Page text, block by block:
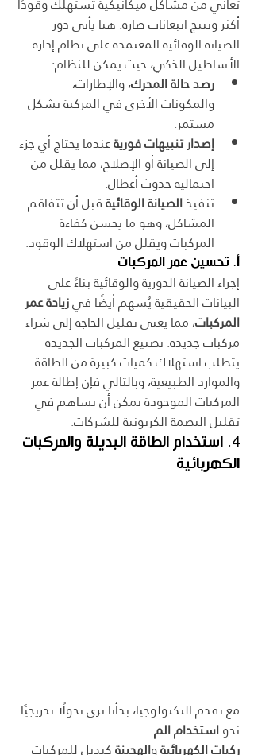
أكثر وتنتج انبعاثات ضارة. هنا يأتي دور
الصيانة الوقائية المعتمدة على نظام إدارة
الأساطيل الذكي، حيث يمكن للنظام:
رصد حالة المحرك، والإطارات،
والمكونات الأخرى في المركبة بشكل
مستمر.
إصدار تنبيهات فورية عندما يحتاج أي جزء
إلى الصيانة أو الإصلاح، مما يقلل من
احتمالية حدوث أعطال.
تنفيذ الصيانة الوقائية قبل أن تتفاقم
المشاكل، وهو ما يحسن كفاءة
المركبات ويقلل من استهلاك الوقود.
أ. تحسين عمر المركبات
إجراء الصيانة الدورية والوقائية بناءً على
البيانات الحقيقية يُسهم أيضًا في زيادة عمر
المركبات، مما يعني تقليل الحاجة إلى شراء
مركبات جديدة. تصنيع المركبات الجديدة
يتطلب استهلاك كميات كبيرة من الطاقة
والموارد الطبيعية، وبالتالي فإن إطالة عمر
المركبات الموجودة يمكن أن يساهم في
تقليل البصمة الكربونية للشركات.
4. استخدام الطاقة البديلة والمركبات
الكهربائية
مع تقدم التكنولوجيا، بدأنا نرى تحولًا تدريجيًا
نحو استخدام الم
ركبات الكهربائية والهجينة كبديل للمركبات